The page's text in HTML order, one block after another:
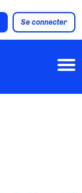
Se connecter